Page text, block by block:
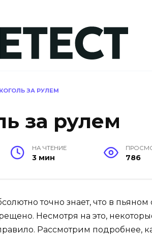
ЗА РУЛЕМ
за рулем
НА ЧТЕНИЕ
3 мин 786
точно знает, что в пьяном
Несмотря на это,
Рассмотрим подробнее,